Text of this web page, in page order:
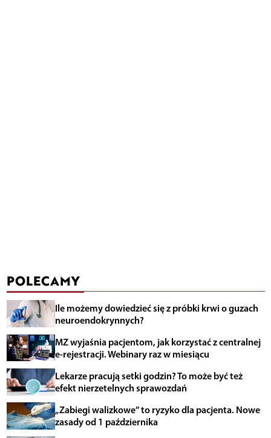
POLECAMY
Ile możemy dowiedzieć się z próbki krwi o guzach
neuroendokrynnych?
MZ wyjaśnia pacjentom, jak korzystać z centralnej
e-rejestracji. Webinary raz w miesiącu
Lekarze pracują setki godzin? To może być też
efekt nierzetelnych sprawozdań
„Zabiegi walizkowe” to ryzyko dla pacjenta. Nowe
zasady od 1 października